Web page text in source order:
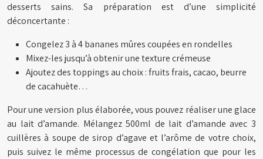
desserts sains. Sa préparation est d’une simplicité
déconcertante :
Congelez 3 à 4 bananes mûres coupées en rondelles
Mixez-les jusqu’à obtenir une texture crémeuse
Ajoutez des toppings au choix : fruits frais, cacao, beurre
de cacahuète…
Pour une version plus élaborée, vous pouvez réaliser une glace
au lait d’amande. Mélangez 500ml de lait d’amande avec 3
cuillères à soupe de sirop d’agave et l’arôme de votre choix,
puis suivez le même processus de congélation que pour les